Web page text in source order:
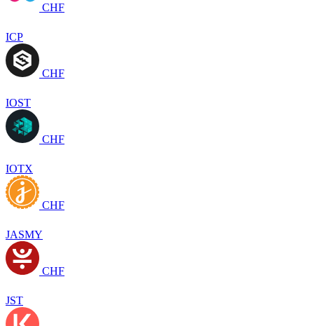
CHF
ICP
CHF
IOST
CHF
IOTX
CHF
JASMY
CHF
JST